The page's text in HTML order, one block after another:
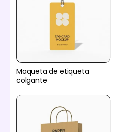
Maqueta de etiqueta
colgante